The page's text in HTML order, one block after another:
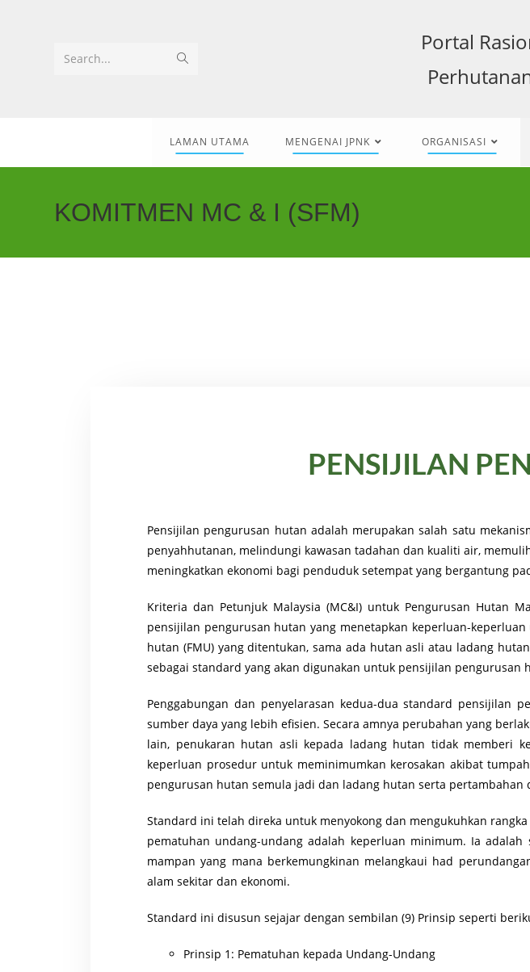
Search...
Portal
LAMAN UTAMA MENGENAI JPNK ORGANISASI
KOMITMEN MC & I (SFM)
PENSIJILAN
Pensijilan pengurusan hutan adalah merupakan salah satu
penyahhutanan, melindungi kawasan tadahan dan kualiti air,
meningkatkan ekonomi bagi penduduk setempat yang bergantung
Kriteria dan Petunjuk Malaysia (MC&I) untuk Pengurusan Hutan
pensijilan pengurusan hutan yang menetapkan keperluan-
hutan (FMU) yang ditentukan, sama ada hutan asli atau ladang
sebagai standard yang akan digunakan untuk pensijilan
Penggabungan dan penyelarasan kedua-dua standard pensijilan
sumber daya yang lebih efisien. Secara amnya perubahan yang
lain, penukaran hutan asli kepada ladang hutan tidak memberi
keperluan prosedur untuk meminimumkan kerosakan akibat
pengurusan hutan semula jadi dan ladang hutan serta pertambahan
Standard ini telah direka untuk menyokong dan mengukuhkan
pematuhan undang-undang adalah keperluan minimum. Ia
mampan yang mana berkemungkinan melangkaui had
alam sekitar dan ekonomi.
Standard ini disusun sejajar dengan sembilan (9) Prinsip seperti
Prinsip 1: Pematuhan kepada Undang-Undang